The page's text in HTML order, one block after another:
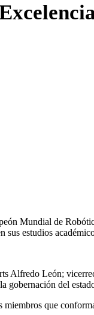
Mundial de
sus estudios
Alfredo León;
gobernación del
que